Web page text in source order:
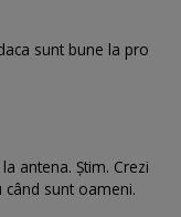
sunt bune la pro
antena. Știm. Crezi
când sunt oameni.